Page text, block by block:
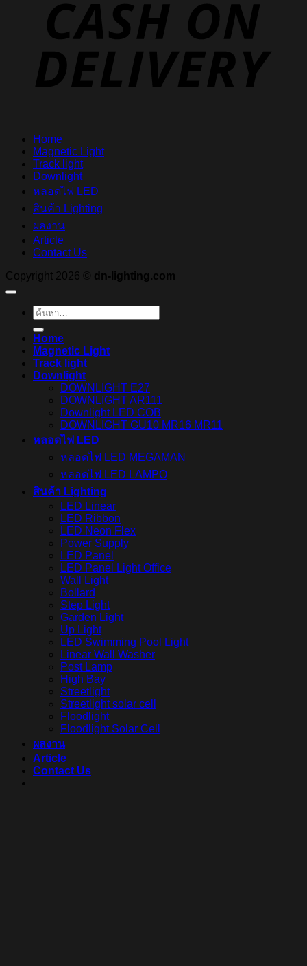
Home
Magnetic Light
Track light
Downlight
หลอดไฟ LED
สินค้า Lighting
ผลงาน
Article
Contact Us
Copyright 2026 © dn-lighting.com
ค้นหา:
Home
Magnetic Light
Track light
Downlight
DOWNLIGHT E27
DOWNLIGHT AR111
Downlight LED COB
DOWNLIGHT GU10 MR16 MR11
หลอดไฟ LED
หลอดไฟ LED MEGAMAN
หลอดไฟ LED LAMPO
สินค้า Lighting
LED Linear
LED Ribbon
LED Neon Flex
Power Supply
LED Panel
LED Panel Light Office
Wall Light
Bollard
Step Light
Garden Light
Up Light
LED Swimming Pool Light
Linear Wall Washer
Post Lamp
High Bay
Streetlight
Streetlight solar cell
Floodlight
Floodlight Solar Cell
ผลงาน
Article
Contact Us